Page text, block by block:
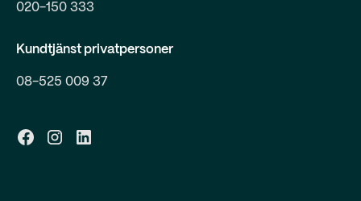
020-150 333
Kundtjänst privatpersoner
08-525 009 37